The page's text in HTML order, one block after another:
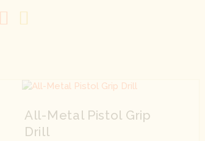
All-Metal Pistol Grip
Drill